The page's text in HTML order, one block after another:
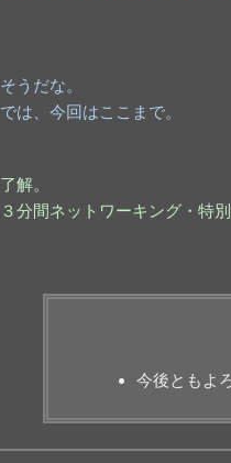
そうだな。
では、今回はここまで。
了解。
３分間ネットワーキング・特
今後ともよ